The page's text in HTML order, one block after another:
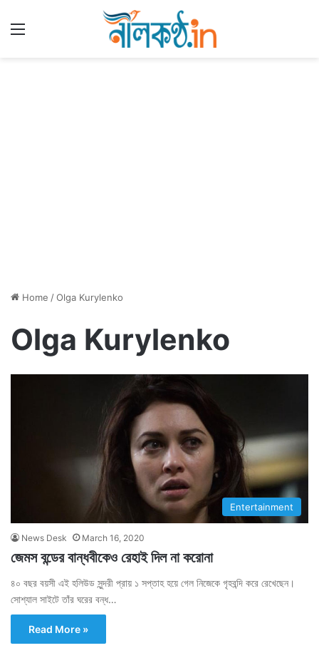
Home /Olga Kurylenko
Olga Kurylenko
Entertainment
News Desk March 16, 2020
জেমস বন্ডের বান্ধবীকেও রেহাই দিল না করোনা
৪০ বছর বয়সী এই হলিউড সুন্দরী প্রায় ১ সপ্তাহ হয়ে গেল নিজেকে গৃহবন্দি করে রেখেছেন।
সোশ্যাল সাইটে তাঁর ঘরের বন্ধ…
Read More »